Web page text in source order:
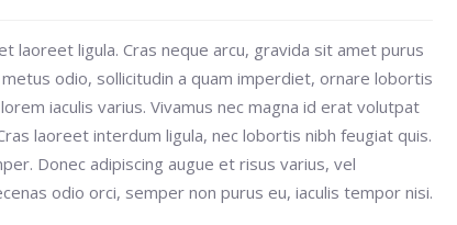
laoreet ligula. Cras neque arcu, gravida sit amet purus
odio, sollicitudin a quam imperdiet, ornare lobortis
iaculis varius. Vivamus nec magna id erat volutpat
laoreet interdum ligula, nec lobortis nibh feugiat quis.
Donec adipiscing augue et risus varius, vel
odio orci, semper non purus eu, iaculis tempor nisi.